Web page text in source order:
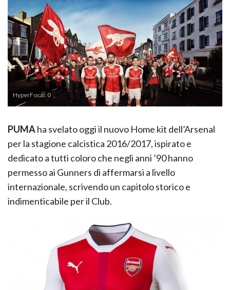
HyperFocal: 0
PUMAha svelato oggi il nuovo Home kit dell’Arsenal
per la stagione calcistica 2016/2017, ispirato e
dedicato a tutti coloro che negli anni ’90 hanno
permesso ai Gunners di affermarsi a livello
internazionale, scrivendo un capitolo storico e
indimenticabile per il Club.